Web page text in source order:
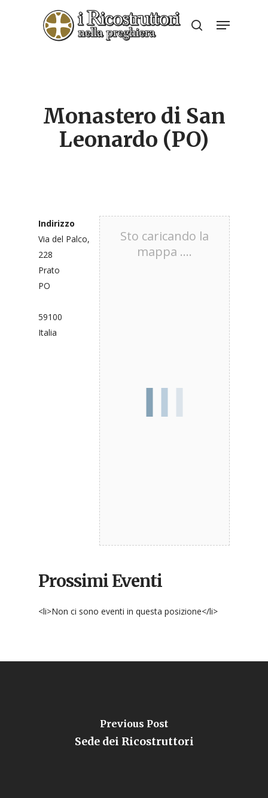
search
Menu
Monastero di San
Leonardo (PO)
Indirizzo
Via del Palco,
228
Prato
PO
59100
Italia
Sto caricando la
mappa ....
Prossimi Eventi
<li>Non ci sono eventi in questa posizione</li>
Previous Post
Sede dei Ricostruttori